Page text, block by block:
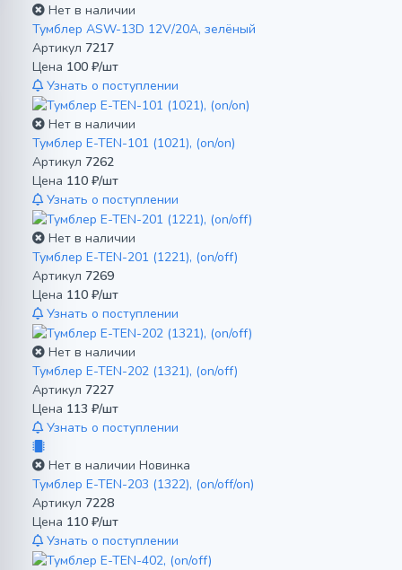
Нет в наличии
Тумблер ASW-13D 12V/20A, зелёный
Артикул 7217
Цена 100 ₽/шт
Узнать о поступлении
Нет в наличии
Тумблер E-TEN-101 (1021), (on/on)
Артикул 7262
Цена 110 ₽/шт
Узнать о поступлении
Нет в наличии
Тумблер E-TEN-201 (1221), (on/off)
Артикул 7269
Цена 110 ₽/шт
Узнать о поступлении
Нет в наличии
Тумблер E-TEN-202 (1321), (on/off)
Артикул 7227
Цена 113 ₽/шт
Узнать о поступлении
Нет в наличии Новинка
Тумблер E-TEN-203 (1322), (on/off/on)
Артикул 7228
Цена 110 ₽/шт
Узнать о поступлении